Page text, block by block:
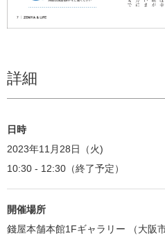
詳細
日時
2023年11月28日（火)
10:30 - 12:30（終了予定）
開催場所
錢屋本舗本館1Fギャラリー （大阪